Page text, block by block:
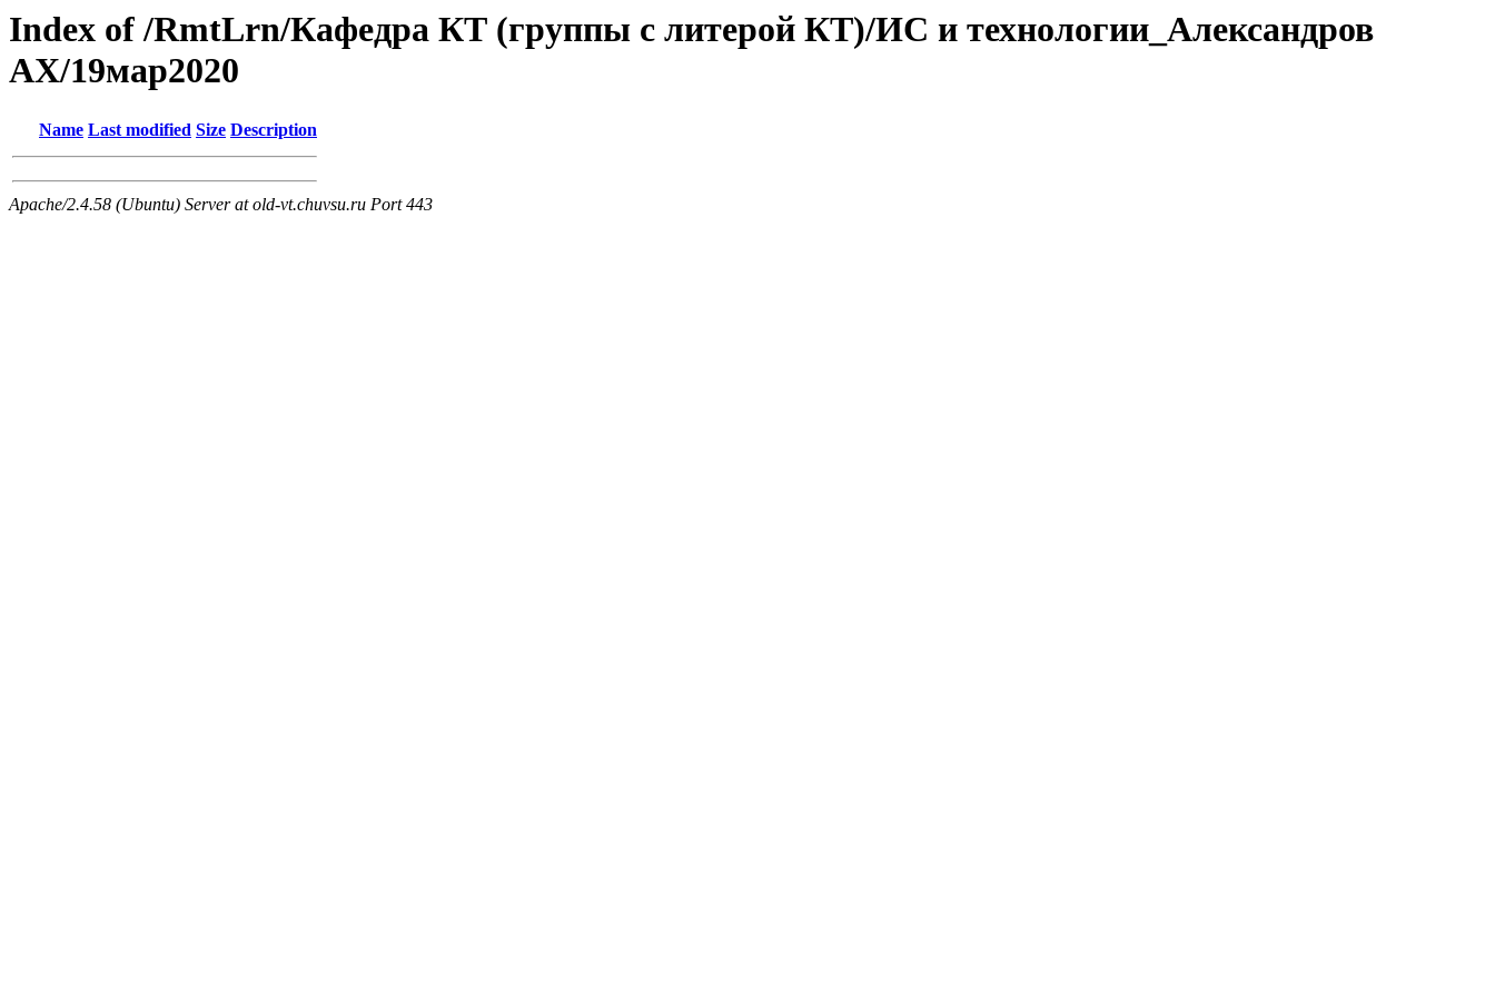
Index of /RmtLrn/Кафедра КТ (группы с литерой КТ)/ИС и технологии_Александров
АХ/19мар2020
Name Last modified Size Description
Apache/2.4.58 (Ubuntu) Server at old-vt.chuvsu.ru Port 443